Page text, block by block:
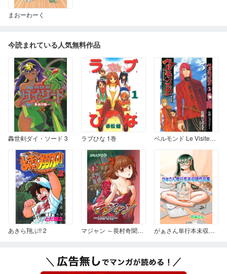
まおーわーく
今読まれている人気無料作品
轟世剣ダイ・ソード 3 ラブひな 1巻 ベルモンド Le VisiteuR ～旅立つ男～
あきら翔ぶ!! 2 マジャン ～畏村奇聞～ 1 がぁさん単行本未収録作品集